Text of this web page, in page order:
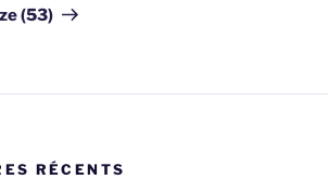
(53)
RÉCENTS